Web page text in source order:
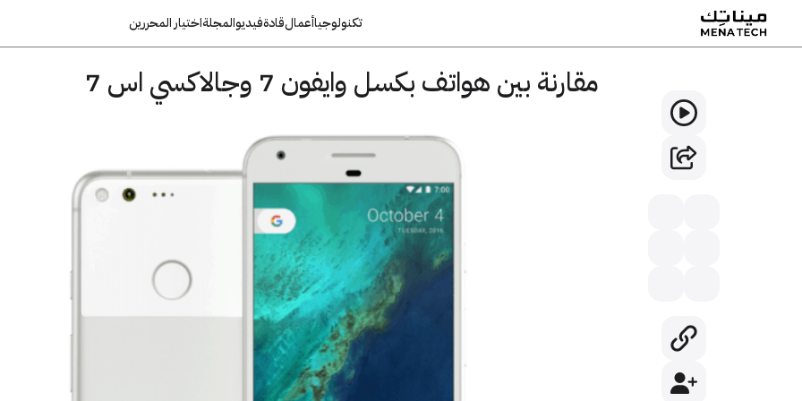
تكنولوجياأعمالقادةفيديوالمجلةاختيار المحررين
مقارنة بين هواتف بكسل وايفون 7 وجالاكسي اس 7